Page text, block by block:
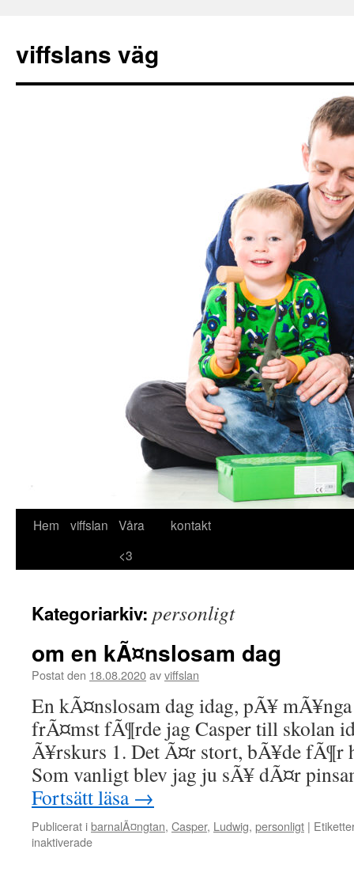
viffslans väg
Hoppa
Hem viffslan
Våra
<3
kontakt
Kategoriarkiv: personligt
om en kÃ¤nslosam dag
Postat den 18.08.2020avviffslan
En kÃ¤nslosam dag idag, pÃ¥
frÃ¤mst fÃ¶rde jag Casper till skolan
Ã¥rskurs 1. Det Ã¤r stort, bÃ¥de fÃ¶r
Som vanligt blev jag ju sÃ¥ dÃ¤r
Fortsätt läsa →
Publicerat ibarnalÃ¤ngtan, Casper, Ludwig, personligt |
inaktiverade